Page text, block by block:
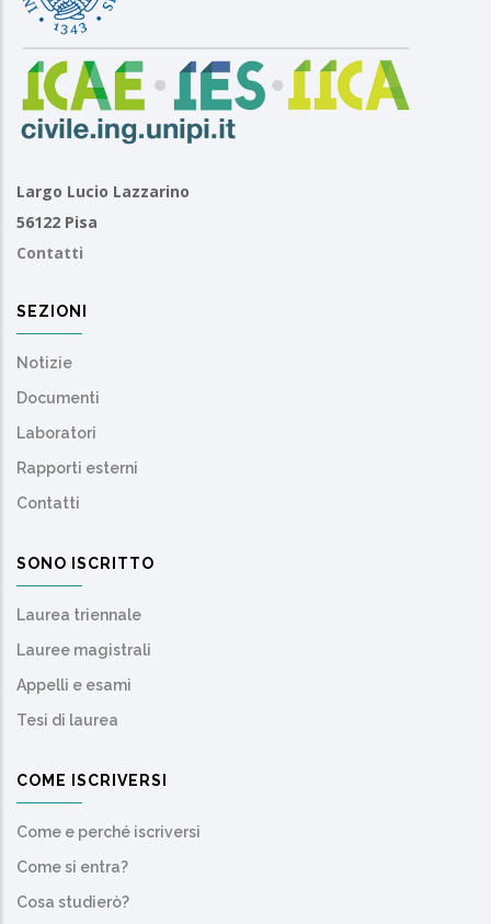
Largo Lucio Lazzarino
56122 Pisa
Contatti
SEZIONI
Notizie
Documenti
Laboratori
Rapporti esterni
Contatti
SONO ISCRITTO
Laurea triennale
Lauree magistrali
Appelli e esami
Tesi di laurea
COME ISCRIVERSI
Come e perché iscriversi
Come si entra?
Cosa studierò?